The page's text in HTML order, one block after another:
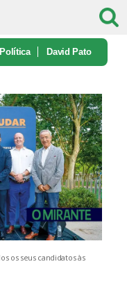
Política David Pato
os seus candidatos às